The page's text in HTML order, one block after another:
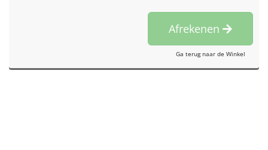
Afrekenen
Ga terug naar de Winkel